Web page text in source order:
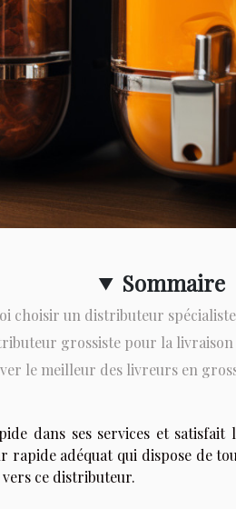
Sommaire
choisir un distributeur
grossiste pour la
le meilleur des livreurs en
dans ses services et
adéquat qui dispose de
ce distributeur.